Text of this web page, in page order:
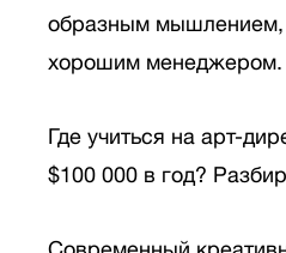
образным мышлением,
хорошим менеджером.
Где учиться на арт-
$100 000 в год?